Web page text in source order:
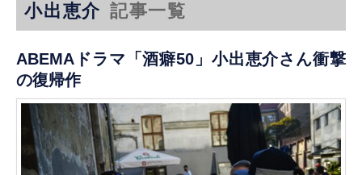
小出恵介 記事一覧
ABEMAドラマ「酒癖50」小出恵介さん衝撃
の復帰作